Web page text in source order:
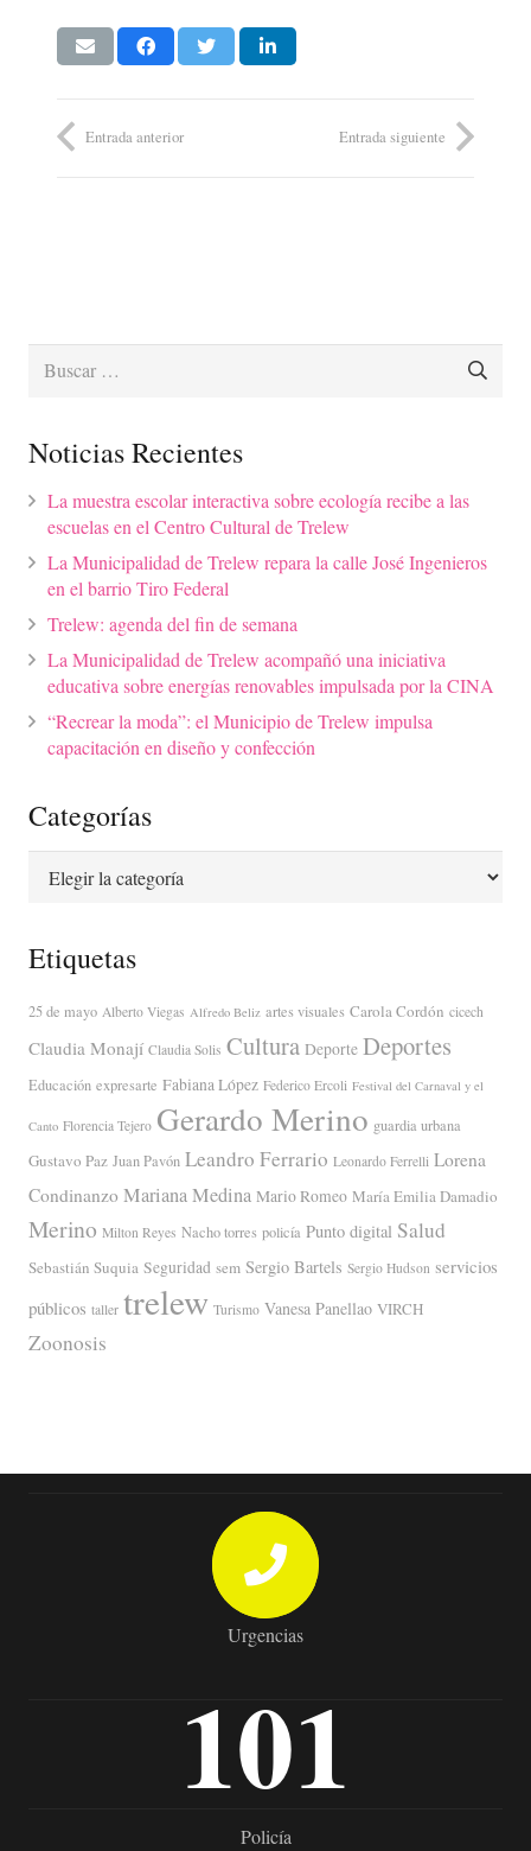
Entrada anterior Entrada siguiente
Buscar:
Noticias Recientes
La muestra escolar interactiva sobre ecología recibe a las
escuelas en el Centro Cultural de Trelew
La Municipalidad de Trelew repara la calle José Ingenieros
en el barrio Tiro Federal
Trelew: agenda del fin de semana
La Municipalidad de Trelew acompañó una iniciativa
educativa sobre energías renovables impulsada por la CINA
“Recrear la moda”: el Municipio de Trelew impulsa
capacitación en diseño y confección
Categorías
Etiquetas
25 de mayo Alberto Viegas Alfredo Beliz artes visuales Carola Cordón cicech
Claudia Monají Claudia Solis Cultura Deporte Deportes
Educación expresarte Fabiana López Federico Ercoli Festival del Carnaval y el
Canto Florencia Tejero Gerardo Merino guardia urbana
Gustavo Paz Juan Pavón Leandro Ferrario Leonardo Ferrelli Lorena
Condinanzo Mariana Medina Mario Romeo María Emilia Damadio
Merino Milton Reyes Nacho torres policía Punto digital Salud
Sebastián Suquia Seguridad sem Sergio Bartels Sergio Hudson servicios
públicos taller trelew Turismo Vanesa Panellao VIRCH
Zoonosis
Urgencias
101
Policía